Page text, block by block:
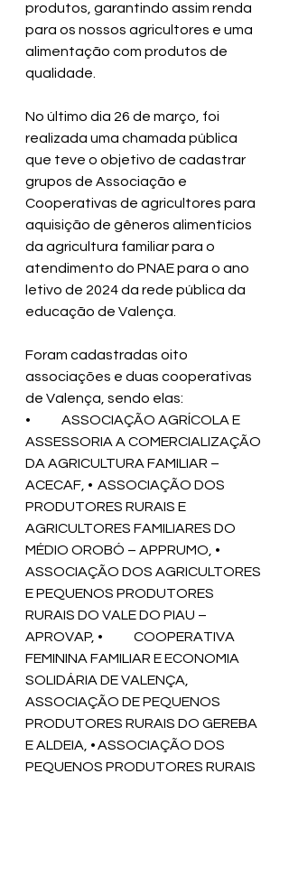
produtos, garantindo assim renda
para os nossos agricultores e uma
alimentação com produtos de
qualidade.
No último dia 26 de março, foi
realizada uma chamada pública
que teve o objetivo de cadastrar
grupos de Associação e
Cooperativas de agricultores para
aquisição de gêneros alimentícios
da agricultura familiar para o
atendimento do PNAE para o ano
letivo de 2024 da rede pública da
educação de Valença.
Foram cadastradas oito
associações e duas cooperativas
de Valença, sendo elas:
•	ASSOCIAÇÃO AGRÍCOLA E
ASSESSORIA A COMERCIALIZAÇÃO
DA AGRICULTURA FAMILIAR –
ACECAF, •	ASSOCIAÇÃO DOS
PRODUTORES RURAIS E
AGRICULTORES FAMILIARES DO
MÉDIO OROBÓ – APPRUMO, •
ASSOCIAÇÃO DOS AGRICULTORES
E PEQUENOS PRODUTORES
RURAIS DO VALE DO PIAU –
APROVAP, •	COOPERATIVA
FEMININA FAMILIAR E ECONOMIA
SOLIDÁRIA DE VALENÇA,
ASSOCIAÇÃO DE PEQUENOS
PRODUTORES RURAIS DO GEREBA
E ALDEIA, •	ASSOCIAÇÃO DOS
PEQUENOS PRODUTORES RURAIS